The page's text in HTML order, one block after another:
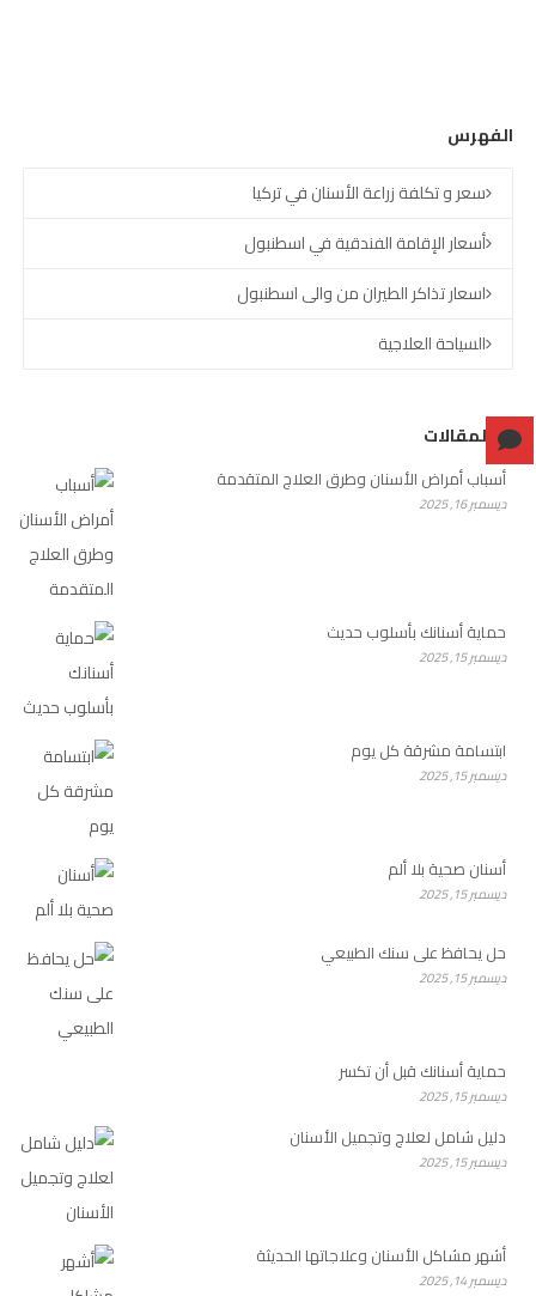
الفهرس
سعر و تكلفة زراعة الأسنان في تركيا
أسعار الإقامة الفندقية في اسطنبول
اسعار تذاكر الطيران من والى اسطنبول
السياحة العلاجية
آخر المقالات
أسباب أمراض الأسنان وطرق العلاج المتقدمة
ديسمبر 16, 2025
حماية أسنانك بأسلوب حديث
ديسمبر 15, 2025
ابتسامة مشرقة كل يوم
ديسمبر 15, 2025
أسنان صحية بلا ألم
ديسمبر 15, 2025
حل يحافظ على سنك الطبيعي
ديسمبر 15, 2025
حماية أسنانك قبل أن تكسر
ديسمبر 15, 2025
دليل شامل لعلاج وتجميل الأسنان
ديسمبر 15, 2025
أشهر مشاكل الأسنان وعلاجاتها الحديثة
ديسمبر 14, 2025